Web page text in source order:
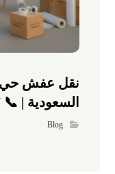
نقل عفش حي
السعودية | 📞 0540026747
Blog